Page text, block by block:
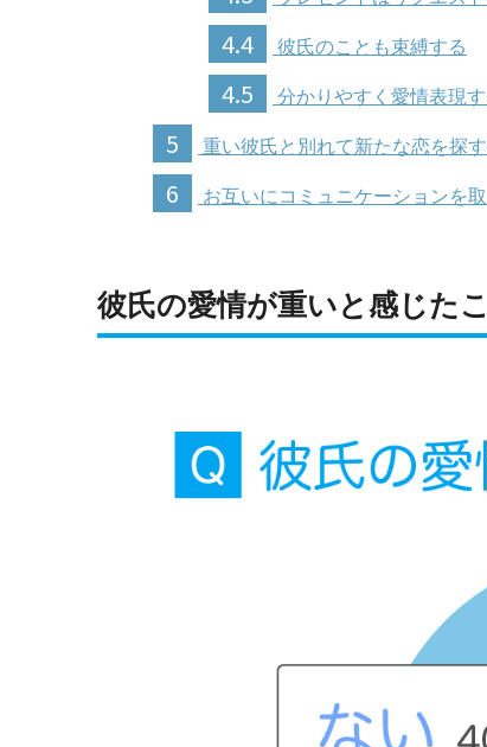
4.4 彼氏のことも束縛する
4.5 分かりやすく愛情表現す
5 重い彼氏と別れて新たな恋を探
6 お互いにコミュニケーションを
彼氏の愛情が重いと感じた